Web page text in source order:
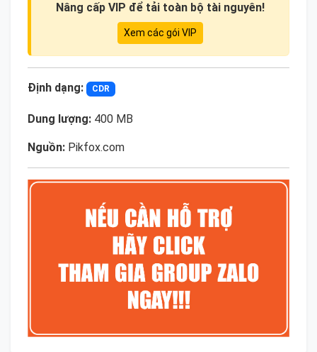
Nâng cấp VIP để tải toàn bộ tài nguyên!
Xem các gói VIP
Định dạng: CDR
Dung lượng: 400 MB
Nguồn: Pikfox.com